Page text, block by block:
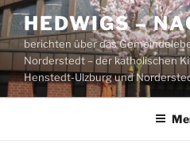
Zum
Inhalt
springen
HEDWIGS –
berichten über das
Norderstedt – der katholischen
Henstedt-Ulzburg und